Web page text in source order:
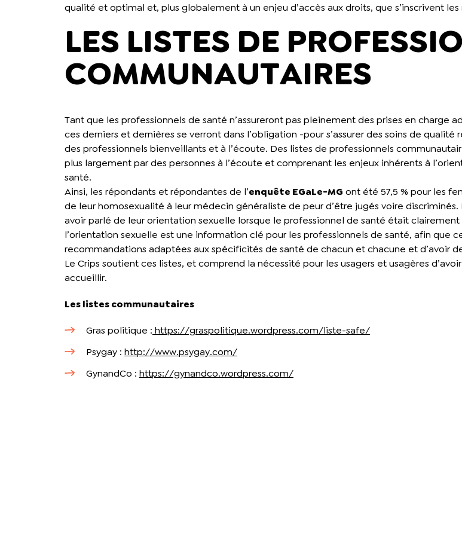
qualité et optimal et, plus globalement à un enjeu d’accès aux droits, que s’inscrivent
LES LISTES DE
COMMUNAUTAIRES
Tant que les professionnels de santé n’assureront pas pleinement des prises en charge
ces derniers et dernières se verront dans l’obligation -pour s’assurer des soins de
des professionnels bienveillants et à l’écoute. Des listes de professionnels
plus largement par des personnes à l’écoute et comprenant les enjeux inhérents à
santé.
Ainsi, les répondants et répondantes de l’enquête EGaLe-MG ont été 57,5 % pour les
de leur homosexualité à leur médecin généraliste de peur d’être jugés voire
avoir parlé de leur orientation sexuelle lorsque le professionnel de santé était
l’orientation sexuelle est une information clé pour les professionnels de santé, afin que
recommandations adaptées aux spécificités de santé de chacun et chacune et d’avoir
Le Crips soutient ces listes, et comprend la nécessité pour les usagers et usagères
accueillir.
Les listes communautaires
Gras politique : https://graspolitique.wordpress.com/liste-safe/
Psygay : http://www.psygay.com/
GynandCo : https://gynandco.wordpress.com/